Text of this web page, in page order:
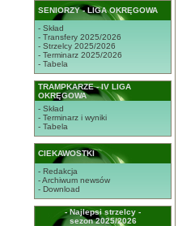
SENIORZY - LIGA OKRĘGOWA
- Skład
- Transfery 2025/2026
- Strzelcy 2025/2026
- Terminarz 2025/2026
- Tabela
TRAMPKARZE - IV LIGA
OKRĘGOWA
- Skład
- Terminarz i wyniki
- Tabela
CIEKAWOSTKI
- Redakcja
- Archiwum newsów
- Download
- Najlepsi strzelcy -
sezon 2025/2026